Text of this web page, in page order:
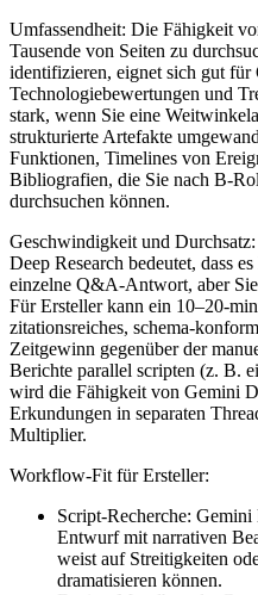
Umfassendheit: Die Fähigkeit
Tausende von Seiten zu
identifizieren, eignet sich gut für
Technologiebewertungen und
stark, wenn Sie eine
strukturierte Artefakte
Funktionen, Timelines von
Bibliografien, die Sie nach B-
durchsuchen können.
Geschwindigkeit und
Deep Research bedeutet, dass
einzelne Q&A-Antwort, aber
Für Ersteller kann ein 10–20-
zitationsreiches, schema-
Zeitgewinn gegenüber der
Berichte parallel scripten (z. B.
wird die Fähigkeit von Gemini
Erkundungen in separaten
Multiplier.
Workflow-Fit für Ersteller:
Script-Recherche: Gemini
Entwurf mit narrativen
weist auf Streitigkeiten
dramatisieren können.